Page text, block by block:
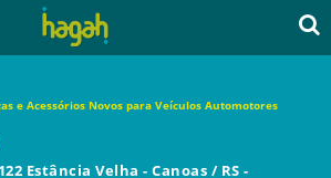
e Acessórios Novos para Veículos Automotores
Estância Velha - Canoas / RS -